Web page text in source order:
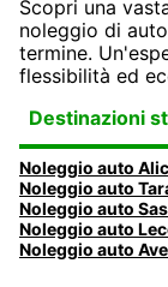
Scopri una
noleggio di
termine.
flessibilità ed
Destinazioni
Noleggio auto
Noleggio auto
Noleggio auto
Noleggio auto
Noleggio auto